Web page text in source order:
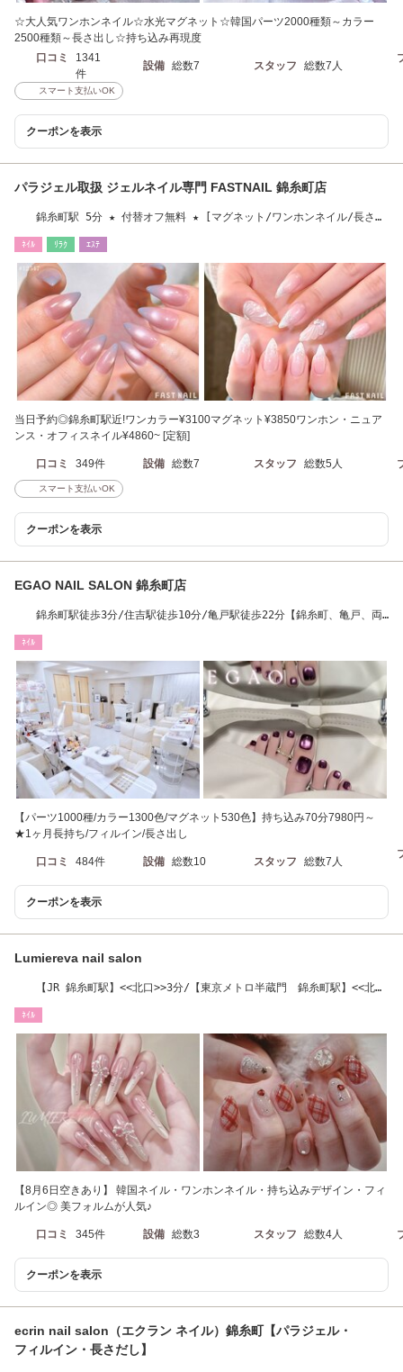
☆大人気ワンホンネイル☆水光マグネット☆韓国パーツ2000種類～カラー
2500種類～長さ出し☆持ち込み再現度
口コミ
1341
件
設備 総数7 スタッフ 総数7人
スマート支払いOK
クーポンを表示
パラジェル取扱 ジェルネイル専門 FASTNAIL 錦糸町店
錦糸町駅 5分 ★ 付替オフ無料 ★ [マグネット/ワンホンネイル/長さだ
ﾈｲﾙ ﾘﾗｸ ｴｽﾃ
当日予約◎錦糸町駅近!ワンカラー¥3100マグネット¥3850ワンホン・ニュア
ンス・オフィスネイル¥4860~ [定額]
口コミ 349件 設備 総数7 スタッフ 総数5人
スマート支払いOK
クーポンを表示
EGAO NAIL SALON 錦糸町店
錦糸町駅徒歩3分/住吉駅徒歩10分/亀戸駅徒歩22分【錦糸町、亀戸、両
ﾈｲﾙ
【パーツ1000種/カラー1300色/マグネット530色】持ち込み70分7980円～
★1ヶ月長持ち/フィルイン/長さ出し
口コミ 484件 設備 総数10 スタッフ 総数7人
クーポンを表示
Lumiereva nail salon
【JR 錦糸町駅】<<北口>>3分/【東京メトロ半蔵門 錦糸町駅】<<北口
ﾈｲﾙ
【8月6日空きあり】 韓国ネイル・ワンホンネイル・持ち込みデザイン・フィ
ルイン◎ 美フォルムが人気♪
口コミ 345件 設備 総数3 スタッフ 総数4人
クーポンを表示
ecrin nail salon（エクラン ネイル）錦糸町【パラジェル・
フィルイン・長さだし】